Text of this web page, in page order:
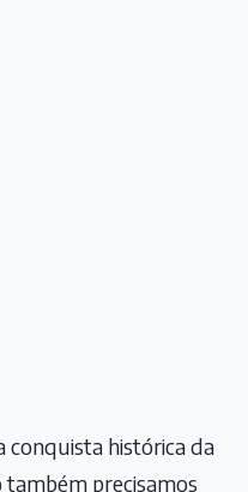
conquista histórica da
precisamos